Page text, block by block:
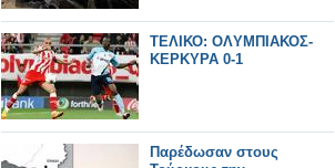
ΤΕΛΙΚΟ: OΛYMΠΙΑΚΟΣ-
ΚΕΡΚΥΡΑ 0-1
Παρέδωσαν στους